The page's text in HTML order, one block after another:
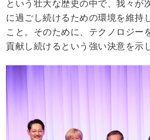
という壮大な歴史の中で、我々が
に過ごし続けるための環境を維持
こと。そのために、テクノロジー
貢献し続けるという強い決意を示